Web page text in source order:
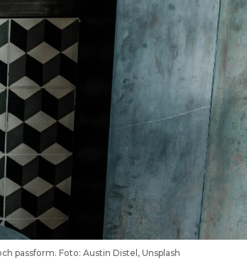
passform. Foto: Austin Distel, Unsplash